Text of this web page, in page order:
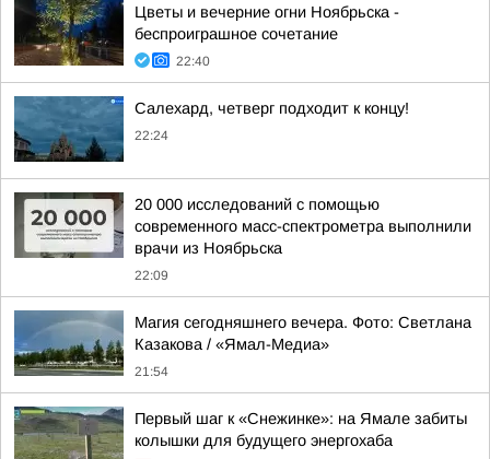
Цветы и вечерние огни Ноябрьска -
беспроиграшное сочетание
22:40
Салехард, четверг подходит к концу!
22:24
20 000 исследований с помощью
современного масс-спектрометра выполнили
врачи из Ноябрьска
22:09
Магия сегодняшнего вечера. Фото: Светлана
Казакова / «Ямал-Медиа»
21:54
Первый шаг к «Снежинке»: на Ямале забиты
колышки для будущего энергохаба